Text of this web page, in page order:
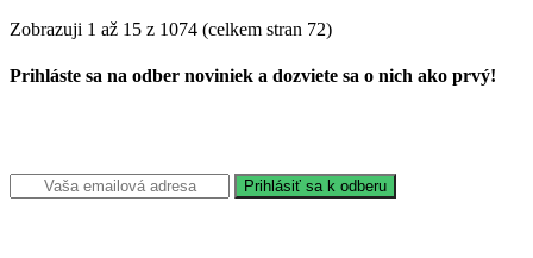
Zobrazuji 1 až 15 z 1074 (celkem stran 72)
Prihláste sa na odber noviniek a dozviete sa o nich ako prvý!